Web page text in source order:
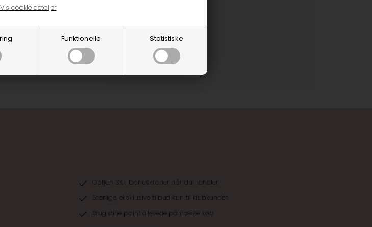
Funktionelle Statistiske
Vis cookie detaljer
materiale, som er super let.
at have på og passer til både
med et vandsøjletryk på
Optjen 3% i bonuskroner når du handler
Særlige, eksklusive tilbud kun til klubkunder
Brug dine point allerede på næste køb